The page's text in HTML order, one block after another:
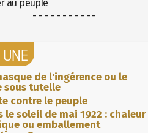
au peuple
- - - - - - - - - - -
de l'ingérence ou le
sous tutelle
contre le peuple
le soleil de mai 1922 : chaleur
ou emballement